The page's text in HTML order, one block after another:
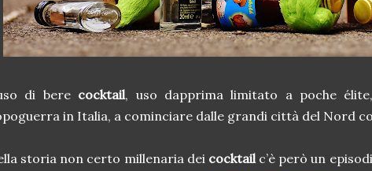
di bere cocktail, uso dapprima limitato a poche
in Italia, a cominciare dalle grandi città del Nord
storia non certo millenaria dei cocktail c’è però un